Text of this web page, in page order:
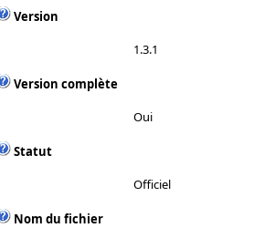
Version
1.3.1
Version complète
Oui
Statut
Officiel
Nom du fichier